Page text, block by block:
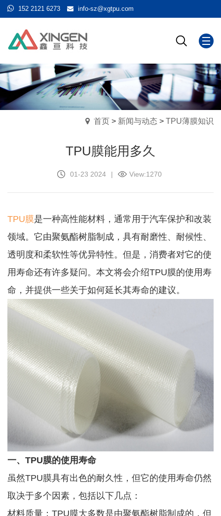
152 2121 6273 info-sz@xgtpu.com
首页 > 新闻与动态 > TPU薄膜知识
TPU膜能用多久
01-23 2024 | View:1270
TPU膜是一种高性能材料，通常用于汽车保护和改装
领域。它由聚氨酯树脂制成，具有耐磨性、耐候性、
透明度和柔软性等优异特性。但是，消费者对它的使
用寿命还有许多疑问。本文将会介绍TPU膜的使用寿
命，并提供一些关于如何延长其寿命的建议。
一、TPU膜的使用寿命
虽然TPU膜具有出色的耐久性，但它的使用寿命仍然
取决于多个因素，包括以下几点：
材料质量：TPU膜大多数是由聚氨酯树脂制成的，但